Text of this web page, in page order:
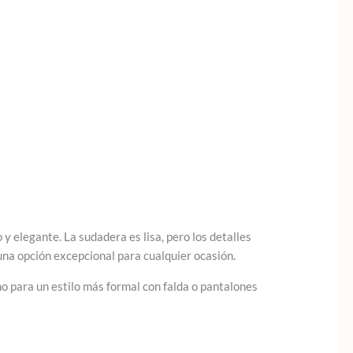
elegante. La sudadera es lisa, pero los detalles
opción excepcional para cualquier ocasión.
para un estilo más formal con falda o pantalones